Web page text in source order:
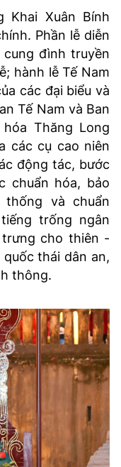
Khai Xuân Bính
Phần lễ diễn
đình truyền
hành lễ Tế Nam
các đại biểu và
Tế Nam và Ban
Thăng Long
các cụ cao niên
động tác, bước
chuẩn hóa, bảo
và chuẩn
trống ngân
cho thiên -
thái dân an,
thông.